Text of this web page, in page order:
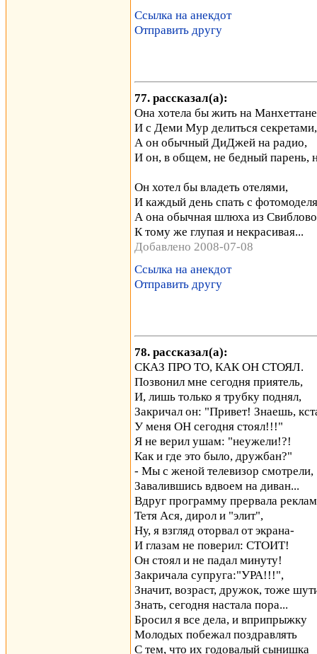
Ссылка на анекдот
Отправить другу
77. рассказал(а):
Она хотела бы жить на Манхеттане
И с Деми Мур делиться секретами,
А он обычный ДиДжей на радио,
И он, в общем, не бедный парень,
Он хотел бы владеть отелями,
И каждый день спать с
А она обычная шлюха из
К тому же глупая и некрасивая...
Добавлено 2008-07-08
Ссылка на анекдот
Отправить другу
78. рассказал(а):
СКАЗ ПРО ТО, КАК ОН СТОЯЛ.
Позвонил мне сегодня приятель,
И, лишь только я трубку поднял,
Закричал он: "Привет! Знаешь,
У меня ОН сегодня стоял!!!"
Я не верил ушам: "неужели!?!
Как и где это было, дружбан?"
- Мы с женой телевизор смотрели,
Завалившись вдвоем на диван...
Вдруг программу прервала
Тетя Ася, дирол и "элит",
Ну, я взгляд оторвал от экрана-
И глазам не поверил: СТОИТ!
Он стоял и не падал минуту!
Закричала супруга:"УРА!!!",
Значит, возраст, дружок, тоже
Знать, сегодня настала пора...
Бросил я все дела, и вприпрыжку
Молодых побежал поздравлять
С тем, что их годовалый сынишка